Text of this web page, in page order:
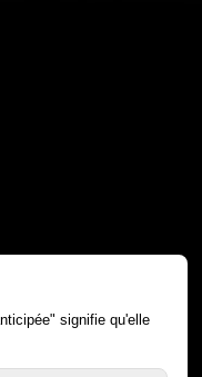
signifie qu'elle